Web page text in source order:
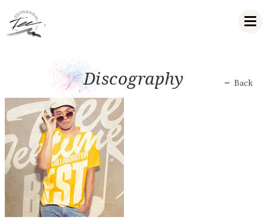
Discography Back